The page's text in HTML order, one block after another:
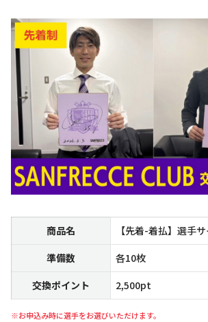
商品名
【先着-着払】選手
準備数
各10枚
交換ポイント
2,500pt
※お申込み時に選手をお選びいただけます。